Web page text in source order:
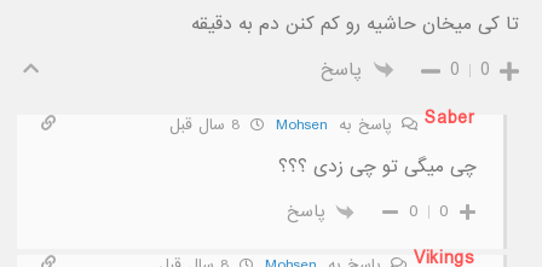
تا کی میخان حاشیه رو کم کنن دم به دقیقه
0
0
پاسخ
Saber
پاسخ به Mohsen
چی میگی تو چی زدی ؟؟؟
0
0 پاسخ
Vikings